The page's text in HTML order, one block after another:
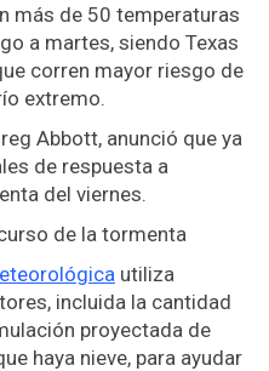
más de 50 temperaturas
a martes, siendo Texas
corren mayor riesgo de
extremo.
Abbott, anunció que ya
de respuesta a
del viernes.
de la tormenta
utiliza
incluida la cantidad
proyectada de
haya nieve, para ayudar